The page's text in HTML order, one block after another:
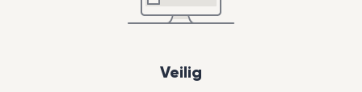
Veilig